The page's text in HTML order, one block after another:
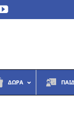
ΔΏΡΑ